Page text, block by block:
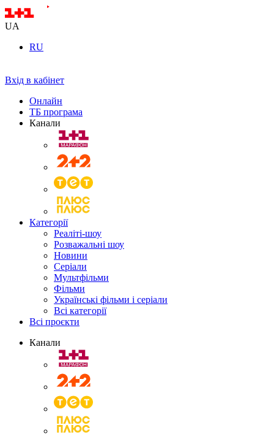
UA
RU
Вхід в кабінет
Онлайн
ТБ програма
Канали
Категорії
Реаліті-шоу
Розважальні шоу
Новини
Серіали
Мультфільми
Фільми
Українські фільми і серіали
Всі категорії
Всі проєкти
Канали